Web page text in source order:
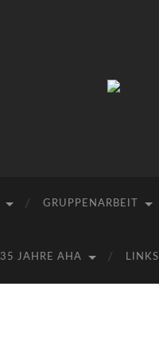
e.V.
GRUPPENARBEIT
35 JAHRE AHA LINKS